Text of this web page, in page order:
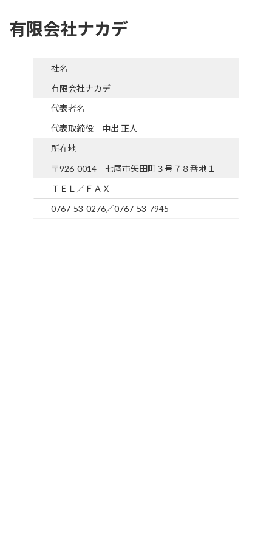
有限会社ナカデ
社名
有限会社ナカデ
代表者名
代表取締役 中出 正人
所在地
〒926-0014 七尾市矢田町３号７８番地１
ＴＥＬ／ＦＡＸ
0767-53-0276／0767-53-7945